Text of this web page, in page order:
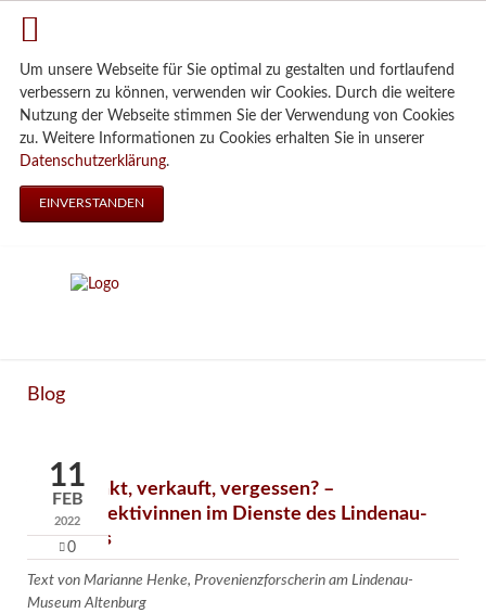
Um unsere Webseite für Sie optimal zu gestalten und fortlaufend
verbessern zu können, verwenden wir Cookies. Durch die weitere
Nutzung der Webseite stimmen Sie der Verwendung von Cookies
zu. Weitere Informationen zu Cookies erhalten Sie in unserer
Datenschutzerklärung.
EINVERSTANDEN
Blog
11
FEB
2022
0
Verschenkt, verkauft, vergessen? –
Kunstdetektivinnen im Dienste des Lindenau-
Museums
Text von Marianne Henke, Provenienzforscherin am Lindenau-
Museum Altenburg